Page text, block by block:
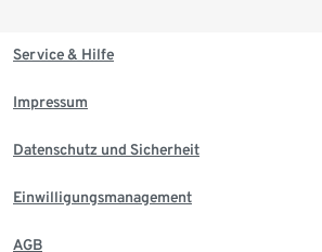
Service & Hilfe
Impressum
Datenschutz und Sicherheit
Einwilligungsmanagement
AGB